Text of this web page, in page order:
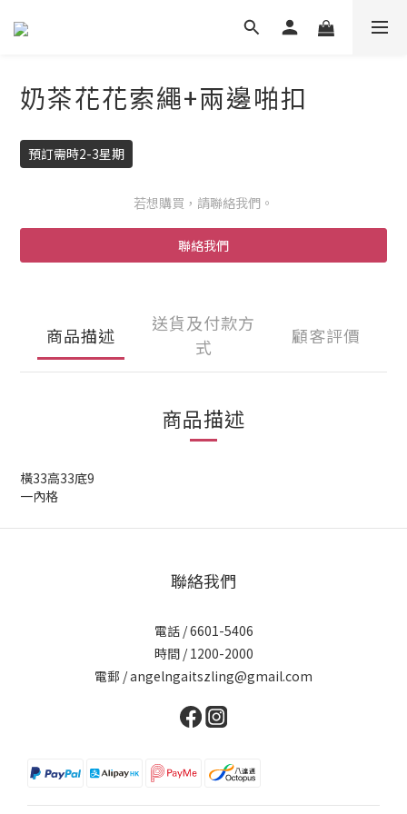
奶茶花花索繩+兩邊啪扣
預訂需時2-3星期
若想購買，請聯絡我們。
聯絡我們
商品描述
送貨及付款方
式
顧客評價
商品描述
橫33高33底9
一內格
聯絡我們
電話 / 6601-5406
時間 / 1200-2000
電郵 / angelngaitszling@gmail.com